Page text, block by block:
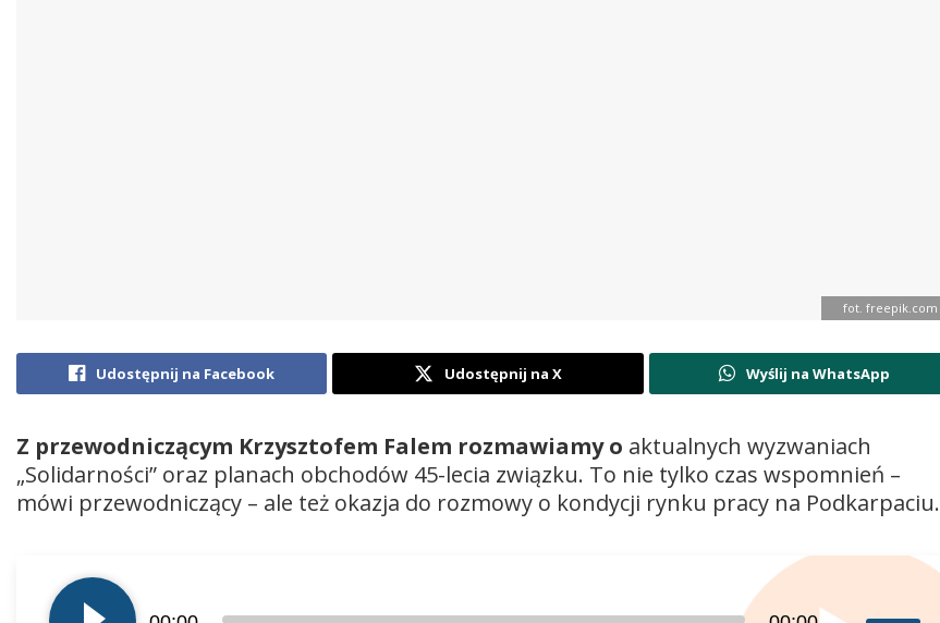
fot. freepik.com
Udostępnij na Facebook Udostępnij na X Wyślij na WhatsApp
Z przewodniczącym Krzysztofem Falem rozmawiamy o aktualnych wyzwaniach
„Solidarności” oraz planach obchodów 45-lecia związku. To nie tylko czas wspomnień –
mówi przewodniczący – ale też okazja do rozmowy o kondycji rynku pracy na Podkarpaciu.
plików
Używaj